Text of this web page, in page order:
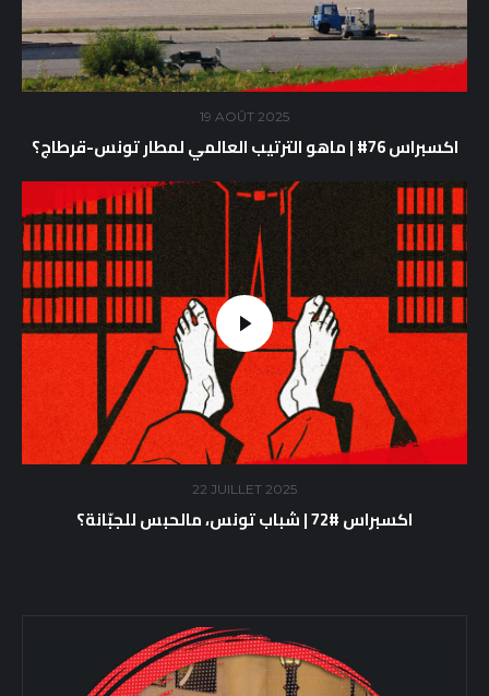
19 AOÛT 2025
اكسبراس 76# | ماهو الترتيب العالمي لمطار تونس-قرطاج؟
22 JUILLET 2025
اكسبراس #72 | شباب تونس، مالحبس للجبّانة؟